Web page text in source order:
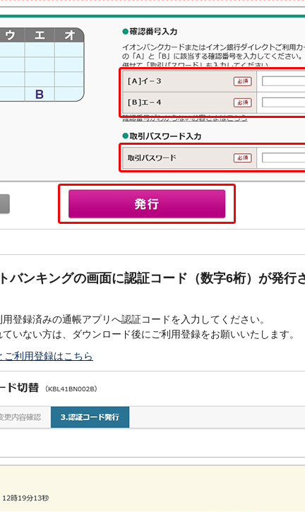
バンキングの画面に認証コード（数字6桁）が発行
登録済みの通帳アプリへ認証コードを入力してください。
いない方は、ダウンロード後にご利用登録をお願いいたします。
利用登録はこちら